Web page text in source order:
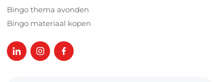
Bingo thema avonden
Bingo materiaal kopen